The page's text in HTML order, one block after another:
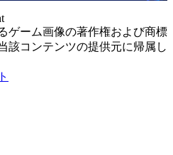
ゲーム画像の著作権および商標
該コンテンツの提供元に帰属し